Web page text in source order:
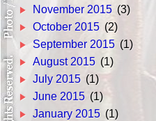
November 2015 (3)
October 2015 (2)
September 2015 (1)
August 2015 (1)
July 2015 (1)
June 2015 (1)
January 2015 (1)